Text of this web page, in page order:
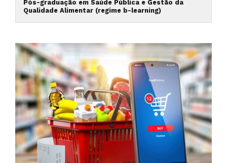
Pós-graduação em Saúde Pública e Gestão da
Qualidade Alimentar (regime b-learning)